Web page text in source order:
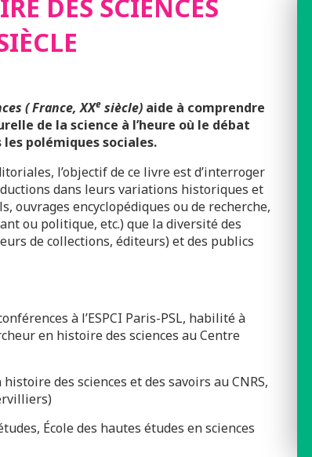
DES SCIENCES
( France, XXe siècle) aide à comprendre
de la science à l’heure où le débat
polémiques sociales.
l’objectif de ce livre est d’interroger
dans leurs variations historiques et
ouvrages encyclopédiques ou de recherche,
ou politique, etc.) que la diversité des
de collections, éditeurs) et des publics
à l’ESPCI Paris-PSL, habilité à
en histoire des sciences au Centre
des sciences et des savoirs au CNRS,
École des hautes études en sciences